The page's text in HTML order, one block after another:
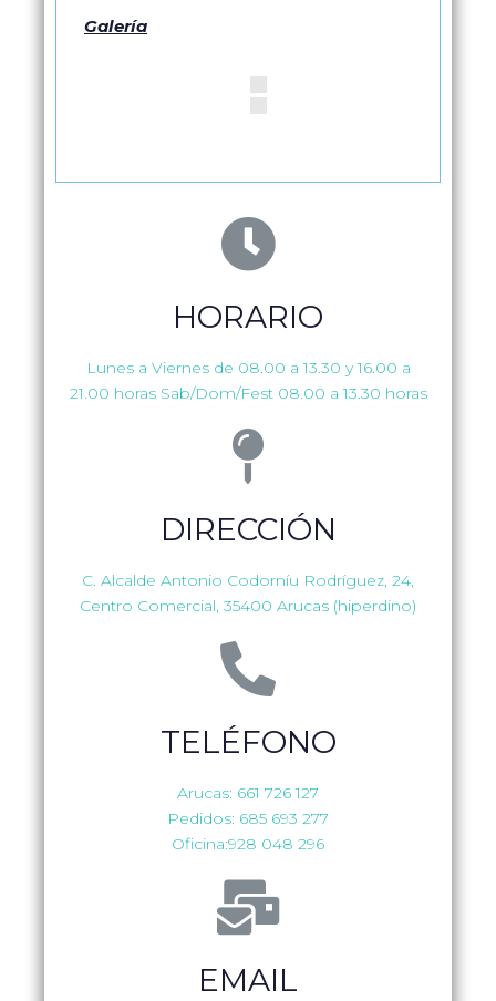
Galería
HORARIO
Lunes a Viernes de 08.00 a 13.30 y 16.00 a
21.00 horas Sab/Dom/Fest 08.00 a 13.30 horas
DIRECCIÓN
C. Alcalde Antonio Codorníu Rodríguez, 24,
Centro Comercial, 35400 Arucas (hiperdino)
TELÉFONO
Arucas: 661 726 127
Pedidos: 685 693 277
Oficina:928 048 296
EMAIL